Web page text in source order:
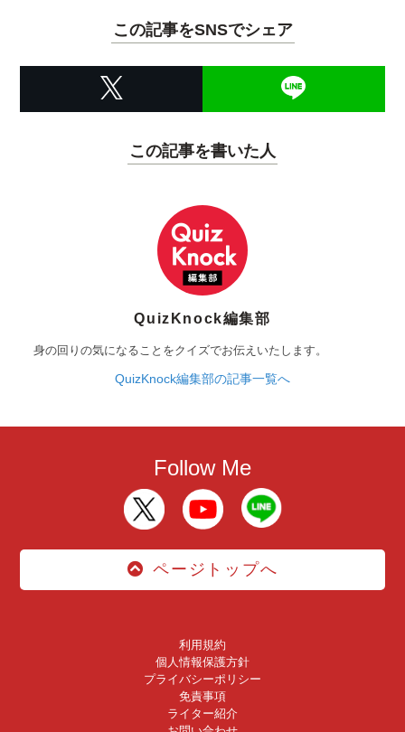
この記事をSNSでシェア
この記事を書いた人
QuizKnock編集部
身の回りの気になることをクイズでお伝えいたします。
QuizKnock編集部の記事一覧へ
Follow Me
ページトップへ
利用規約
個人情報保護方針
プライバシーポリシー
免責事項
ライター紹介